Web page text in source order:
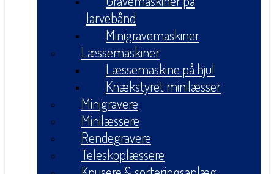
larvebånd
Minigravemaskiner
Læssemaskiner
Læssemaskine på hjul
Knækstyret minilæsser
Minigravere
Minilæssere
Rendegravere
Teleskoplæssere